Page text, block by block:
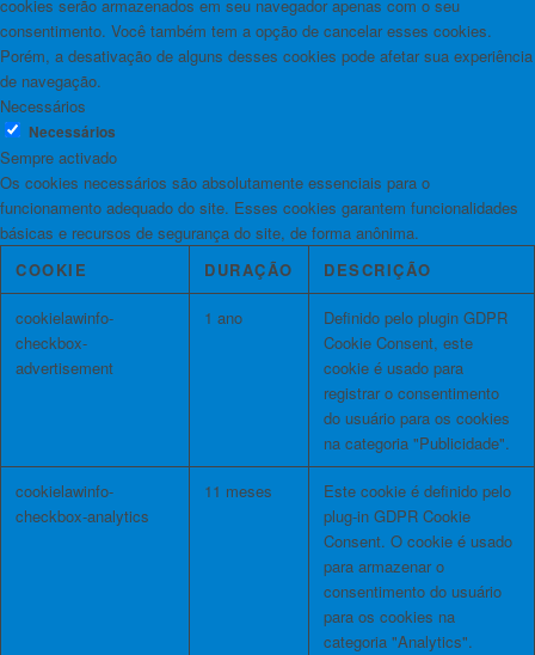
cookies serão armazenados em seu navegador apenas com o seu
consentimento. Você também tem a opção de cancelar esses cookies.
Porém, a desativação de alguns desses cookies pode afetar sua experiência
de navegação.
Necessários
Necessários
Sempre activado
Os cookies necessários são absolutamente essenciais para o
funcionamento adequado do site. Esses cookies garantem funcionalidades
básicas e recursos de segurança do site, de forma anônima.
COOKIE
DURAÇÃO DESCRIÇÃO
cookielawinfo-
checkbox-
advertisement
1 ano
Definido pelo plugin GDPR
Cookie Consent, este
cookie é usado para
registrar o consentimento
do usuário para os cookies
na categoria "Publicidade".
cookielawinfo-
checkbox-analytics
11 meses
Este cookie é definido pelo
plug-in GDPR Cookie
Consent. O cookie é usado
para armazenar o
consentimento do usuário
para os cookies na
categoria "Analytics".